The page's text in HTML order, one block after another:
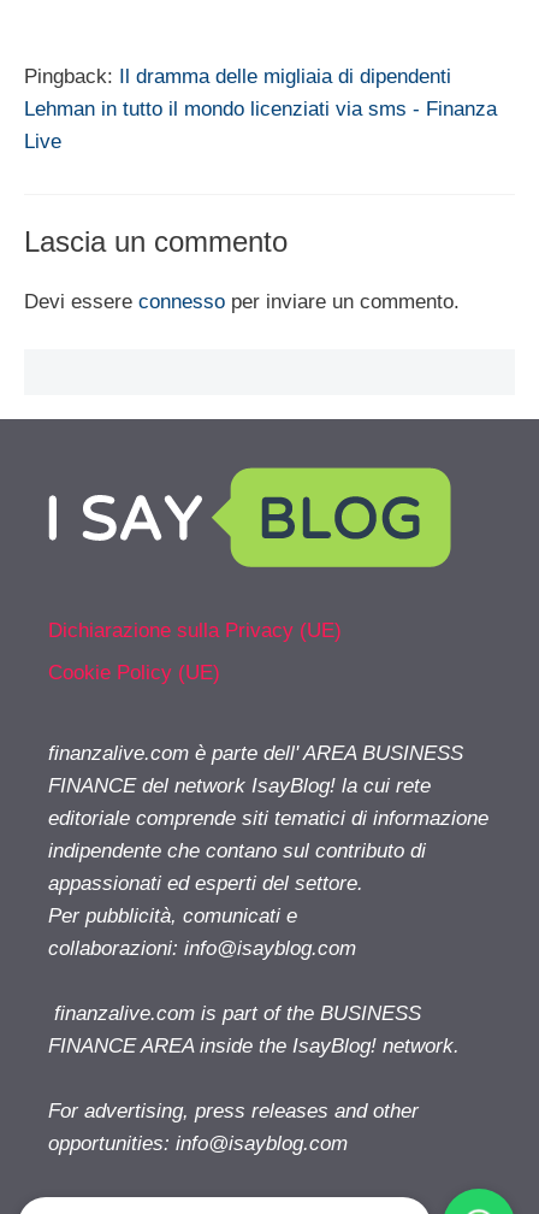
Pingback: Il dramma delle migliaia di dipendenti
Lehman in tutto il mondo licenziati via sms - Finanza
Live
Lascia un commento
Devi essere connesso per inviare un commento.
Dichiarazione sulla Privacy (UE)
Cookie Policy (UE)
finanzalive.com è parte dell' AREA BUSINESS
FINANCE del network IsayBlog! la cui rete
editoriale comprende siti tematici di informazione
indipendente che contano sul contributo di
appassionati ed esperti del settore.
Per pubblicità, comunicati e
collaborazioni: info@isayblog.com
finanzalive.com is part of the BUSINESS
FINANCE AREA inside the IsayBlog! network.
For advertising, press releases and other
opportunities: info@isayblog.com